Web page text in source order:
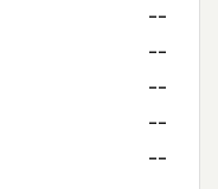
--
--
--
--
--